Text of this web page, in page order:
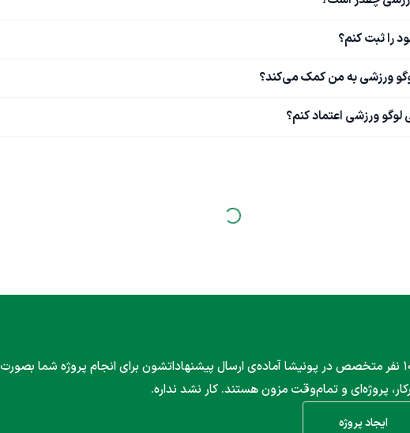
را ثبت کنم؟
ورزشی به من کمک می‌کند؟
ورزشی اعتماد کنم؟
۱۰۰۰ نفر متخصص در پونیشا آماده‌ی ارسال پیشنهاداتشون برای انجام پروژه شما بصورت
پروژه‌ای و تمام‌وقت مزون هستند. کار نشد نداره.
ایجاد پروژه